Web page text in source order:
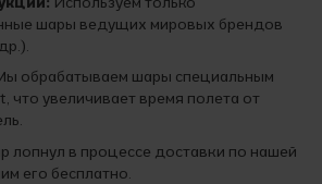
шары ведущих мировых брендов
обрабатываем шары специальным
что увеличивает время полета от
лопнул в процессе доставки по нашей
его бесплатно.